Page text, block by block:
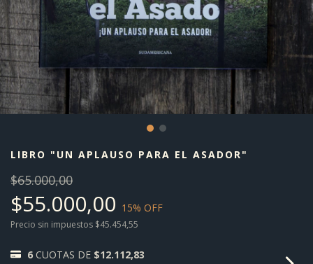
LIBRO "UN APLAUSO PARA EL ASADOR"
$65.000,00
$55.000,00 15% OFF
Precio sin impuestos $45.454,55
6 CUOTAS DE $12.112,83